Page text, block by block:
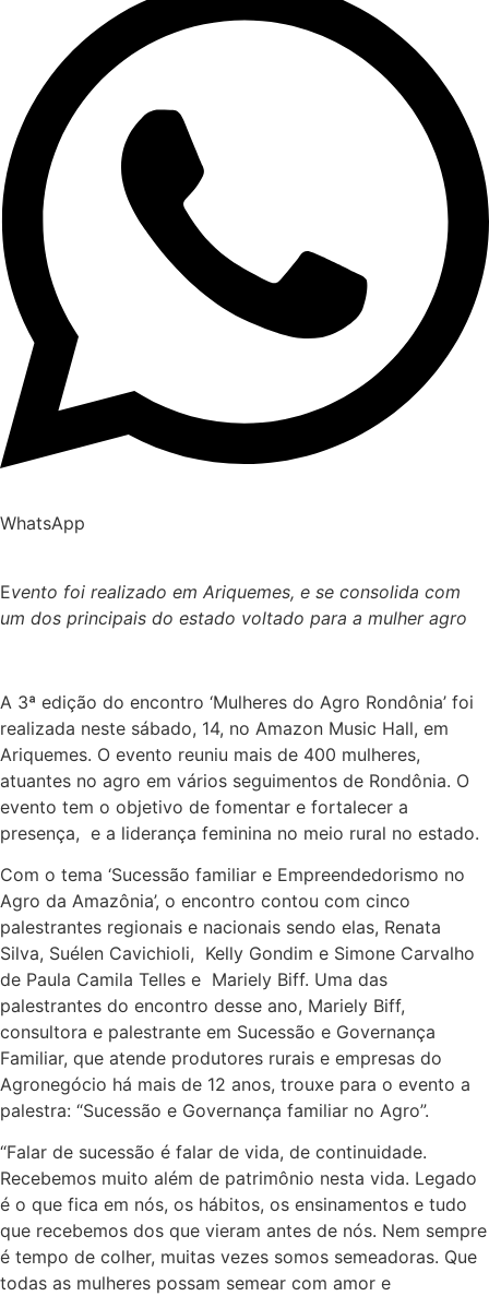
WhatsApp
Evento foi realizado em Ariquemes, e se consolida com
um dos principais do estado voltado para a mulher agro
A 3ª edição do encontro ‘Mulheres do Agro Rondônia’ foi
realizada neste sábado, 14, no Amazon Music Hall, em
Ariquemes. O evento reuniu mais de 400 mulheres,
atuantes no agro em vários seguimentos de Rondônia. O
evento tem o objetivo de fomentar e fortalecer a
presença, e a liderança feminina no meio rural no estado.
Com o tema ‘Sucessão familiar e Empreendedorismo no
Agro da Amazônia’, o encontro contou com cinco
palestrantes regionais e nacionais sendo elas, Renata
Silva, Suélen Cavichioli, Kelly Gondim e Simone Carvalho
de Paula Camila Telles e Mariely Biff. Uma das
palestrantes do encontro desse ano, Mariely Biff,
consultora e palestrante em Sucessão e Governança
Familiar, que atende produtores rurais e empresas do
Agronegócio há mais de 12 anos, trouxe para o evento a
palestra: “Sucessão e Governança familiar no Agro”.
“Falar de sucessão é falar de vida, de continuidade.
Recebemos muito além de patrimônio nesta vida. Legado
é o que fica em nós, os hábitos, os ensinamentos e tudo
que recebemos dos que vieram antes de nós. Nem sempre
é tempo de colher, muitas vezes somos semeadoras. Que
todas as mulheres possam semear com amor e